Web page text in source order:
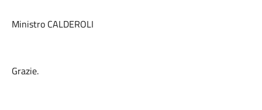
Ministro CALDEROLI
Grazie.